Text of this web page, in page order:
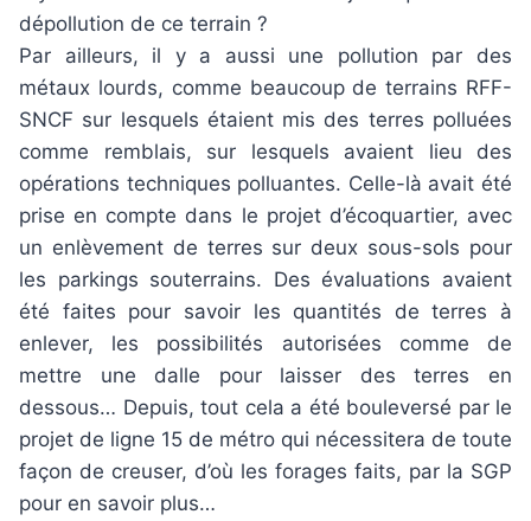
dépollution de ce terrain ?
Par ailleurs, il y a aussi une pollution par des
métaux lourds, comme beaucoup de terrains RFF-
SNCF sur lesquels étaient mis des terres polluées
comme remblais, sur lesquels avaient lieu des
opérations techniques polluantes. Celle-là avait été
prise en compte dans le projet d’écoquartier, avec
un enlèvement de terres sur deux sous-sols pour
les parkings souterrains. Des évaluations avaient
été faites pour savoir les quantités de terres à
enlever, les possibilités autorisées comme de
mettre une dalle pour laisser des terres en
dessous… Depuis, tout cela a été bouleversé par le
projet de ligne 15 de métro qui nécessitera de toute
façon de creuser, d’où les forages faits, par la SGP
pour en savoir plus…